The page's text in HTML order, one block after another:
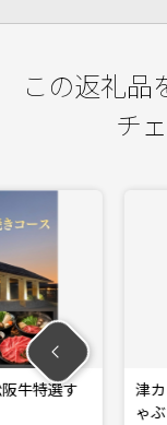
この返礼品
チ
牛特選す
津カ
ゃぶ